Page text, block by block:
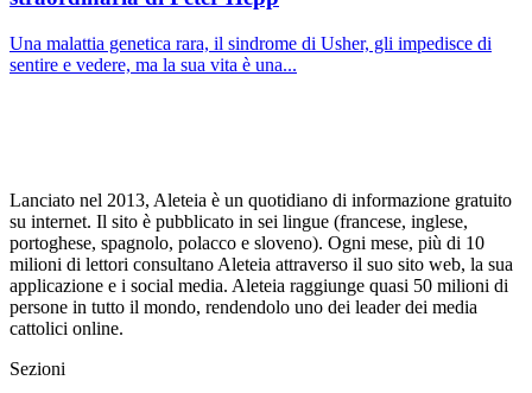
Una malattia genetica rara, il sindrome di Usher, gli impedisce di
sentire e vedere, ma la sua vita è una...
Lanciato nel 2013, Aleteia è un quotidiano di informazione gratuito
su internet. Il sito è pubblicato in sei lingue (francese, inglese,
portoghese, spagnolo, polacco e sloveno). Ogni mese, più di 10
milioni di lettori consultano Aleteia attraverso il suo sito web, la sua
applicazione e i social media. Aleteia raggiunge quasi 50 milioni di
persone in tutto il mondo, rendendolo uno dei leader dei media
cattolici online.
Sezioni